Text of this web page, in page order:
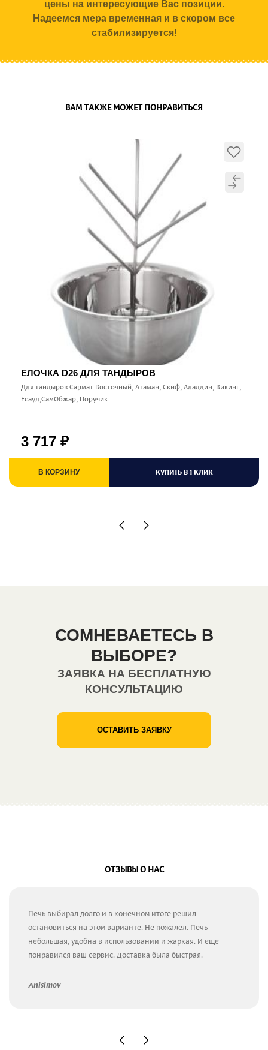
цены на интересующие Вас позиции.
Надеемся мера временная и в скором все
стабилизируется!
ВАМ ТАКЖЕ МОЖЕТ ПОНРАВИТЬСЯ
ЕЛОЧКА D26 ДЛЯ ТАНДЫРОВ
Для тандыров Сармат Восточный, Атаман, Скиф, Аладдин, Викинг,
Есаул,СамОбжар, Поручик.
3 717 ₽
В КОРЗИНУ КУПИТЬ В 1 КЛИК
СОМНЕВАЕТЕСЬ В
ВЫБОРЕ?
ЗАЯВКА НА БЕСПЛАТНУЮ
КОНСУЛЬТАЦИЮ
ОСТАВИТЬ ЗАЯВКУ
ОТЗЫВЫ О НАС
Печь выбирал долго и в конечном итоге решил
остановиться на этом варианте. Не пожалел. Печь
небольшая, удобна в использовании и жаркая. И еще
понравился ваш сервис. Доставка была быстрая.
Anisimov